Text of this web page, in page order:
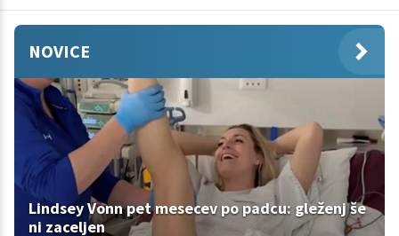
NOVICE
Lindsey Vonn pet mesecev po padcu: gleženj še
ni zaceljen